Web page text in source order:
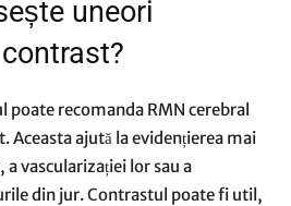
uneori
poate recomanda RMN cerebral
Aceasta ajută la evidențierea mai
vascularizației lor sau a
din jur. Contrastul poate fi util,